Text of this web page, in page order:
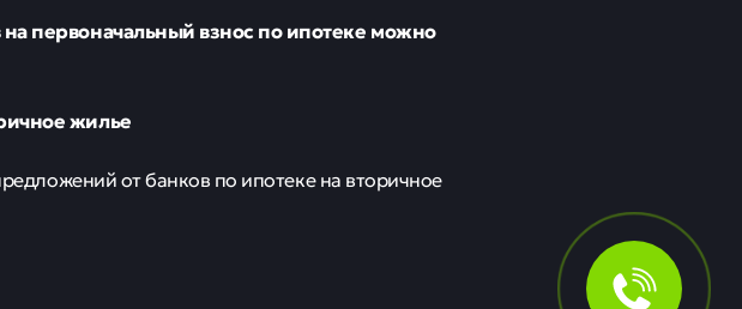
первоначальный взнос по ипотеке можно
жилье
от банков по ипотеке на вторичное